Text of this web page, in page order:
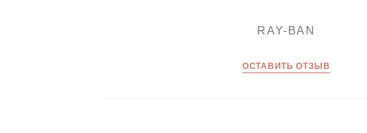
RAY-BAN
ОСТАВИТЬ ОТЗЫВ